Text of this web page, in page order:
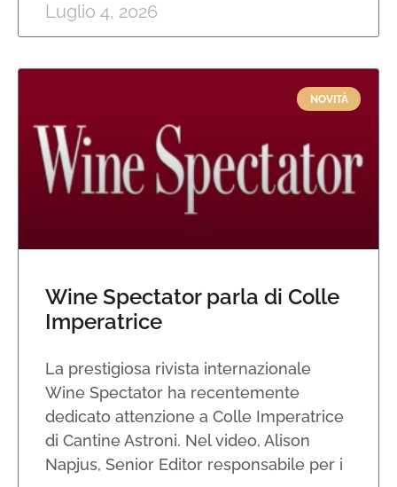
Luglio 4, 2026
NOVITÀ
Wine Spectator parla di Colle
Imperatrice
La prestigiosa rivista internazionale
Wine Spectator ha recentemente
dedicato attenzione a Colle Imperatrice
di Cantine Astroni. Nel video, Alison
Napjus, Senior Editor responsabile per i